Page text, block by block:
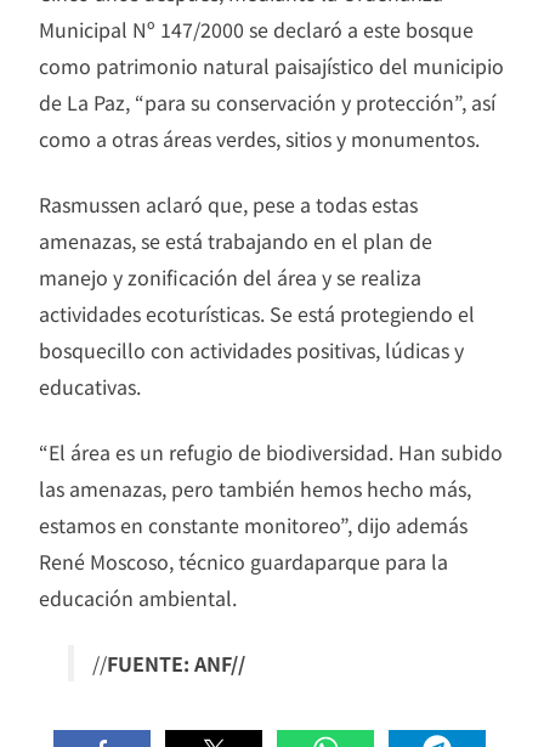
Municipal Nº 147/2000 se declaró a este bosque
como patrimonio natural paisajístico del municipio
de La Paz, “para su conservación y protección”, así
como a otras áreas verdes, sitios y monumentos.
Rasmussen aclaró que, pese a todas estas
amenazas, se está trabajando en el plan de
manejo y zonificación del área y se realiza
actividades ecoturísticas. Se está protegiendo el
bosquecillo con actividades positivas, lúdicas y
educativas.
“El área es un refugio de biodiversidad. Han subido
las amenazas, pero también hemos hecho más,
estamos en constante monitoreo”, dijo además
René Moscoso, técnico guardaparque para la
educación ambiental.
//FUENTE: ANF//